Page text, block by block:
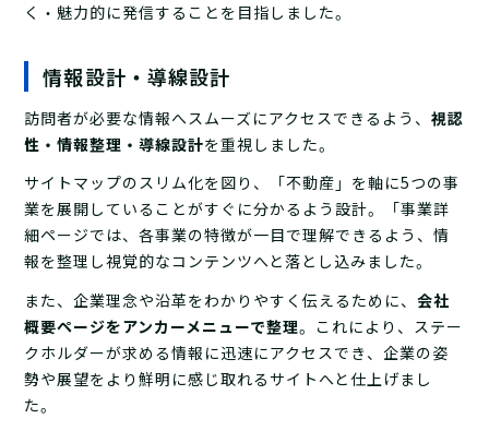
く・魅力的に発信することを目指しました。
情報設計・導線設計
訪問者が必要な情報へスムーズにアクセスできるよう、 視認
性・情報整理・導線設計を重視しました。
サイトマップのスリム化を図り、「不動産」を軸に5つの事
業を展開していることがすぐに分かるよう設計。「事業詳
細ページでは、各事業の特徴が一目で理解できるよう、情
報を整理し視覚的なコンテンツへと落とし込みました。
また、企業理念や沿革をわかりやすく伝えるために、 会社
概要ページをアンカーメニューで整理。これにより、ステー
クホルダーが求める情報に迅速にアクセスでき、企業の姿
勢や展望をより鮮明に感じ取れるサイトへと仕上げまし
た。